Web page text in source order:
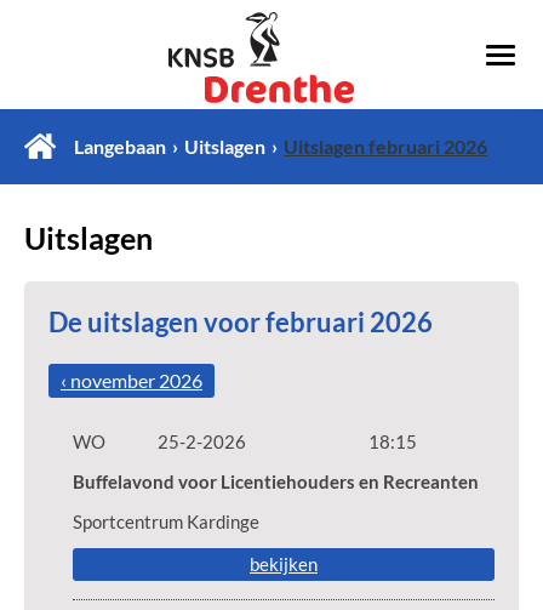
Langebaan Uitslagen Uitslagen februari 2026
Uitslagen
De uitslagen voor februari 2026
‹ november 2026
WO 25-2-2026
18:15
Buffelavond voor Licentiehouders en Recreanten
Sportcentrum Kardinge
bekijken